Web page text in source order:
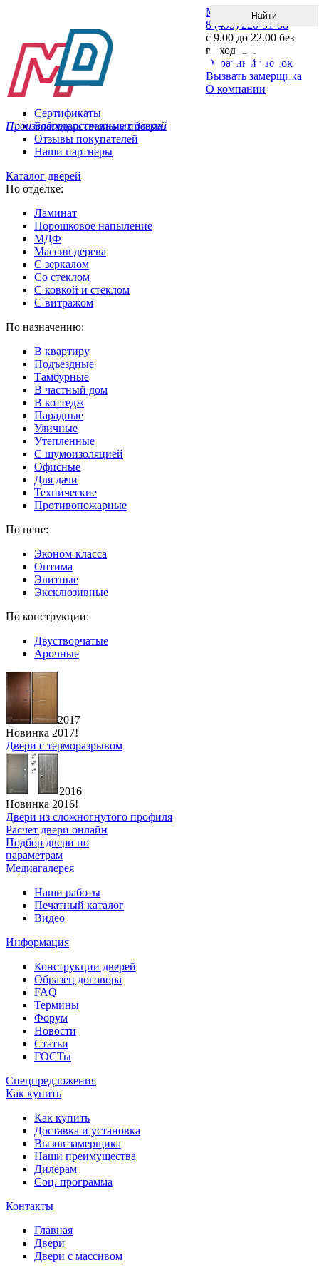
Производитель стальных дверей
Меню
8 (495) 220-51-88
с 9.00 до 22.00 без
выходных
Обратный звонок
Вызвать замерщика
О компании
Сертификаты
Благодарственные письма
Отзывы покупателей
Наши партнеры
Каталог дверей
По отделке:
Ламинат
Порошковое напыление
МДФ
Массив дерева
С зеркалом
Со стеклом
С ковкой и стеклом
С витражом
По назначению:
В квартиру
Подъездные
Тамбурные
В частный дом
В коттедж
Парадные
Уличные
Утепленные
C шумоизоляцией
Офисные
Для дачи
Технические
Противопожарные
По цене:
Эконом-класса
Оптима
Элитные
Эксклюзивные
По конструкции:
Двустворчатые
Арочные
2017
Новинка 2017!
Двери с терморазрывом
2016
Новинка 2016!
Двери из сложногнутого профиля
Расчет двери онлайн
Подбор двери по
параметрам
Медиагалерея
Наши работы
Печатный каталог
Видео
Информация
Конструкции дверей
Образец договора
FAQ
Термины
Форум
Новости
Статьи
ГОСТы
Спецпредложения
Как купить
Как купить
Доставка и установка
Вызов замерщика
Наши преимущества
Дилерам
Соц. программа
Контакты
Главная
Двери
Двери с массивом